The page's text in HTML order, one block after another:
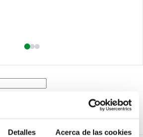
Detalles Acerca de las cookies